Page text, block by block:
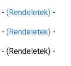
- (Rendeletek) -
- (Rendeletek) -
- (Rendeletek) -